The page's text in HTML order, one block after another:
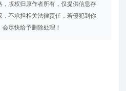
，版权归原作者所有，仅提供信息存
，不承担相关法律责任，若侵犯到你
尽快给予删除处理！